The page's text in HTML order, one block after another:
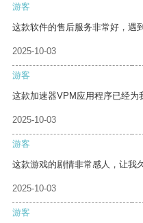
游客
这款软件的售后服务非常好，遇
2025-10-03
游客
这款加速器VPM应用程序已经为
2025-10-03
游客
这款游戏的剧情非常感人，让我
2025-10-03
游客